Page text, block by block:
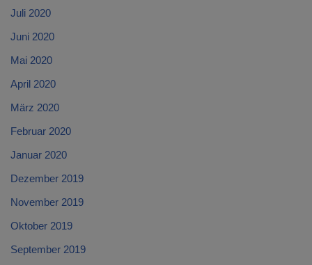
Juli 2020
Juni 2020
Mai 2020
April 2020
März 2020
Februar 2020
Januar 2020
Dezember 2019
November 2019
Oktober 2019
September 2019